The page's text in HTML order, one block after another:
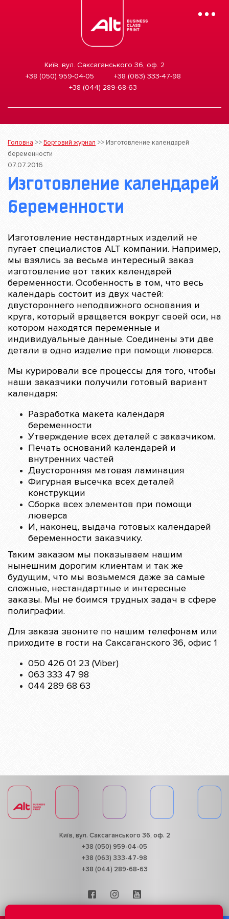
Київ, вул. Саксаганського 36, оф. 2
+38 (050) 959-04-05
+38 (063) 333-47-98
+38 (044) 289-68-63
Mobile
Головна >>Бортовий журнал >> Изготовление календарей
беременности
07.07.2016
Изготовление календарей
беременности
Изготовление нестандартных изделий не
пугает специалистов ALT компании. Например,
мы взялись за весьма интересный заказ
изготовление вот таких календарей
беременности. Особенность в том, что весь
календарь состоит из двух частей:
двустороннего неподвижного основания и
круга, который вращается вокруг своей оси, на
котором находятся переменные и
индивидуальные данные. Соединены эти две
детали в одно изделие при помощи люверса.
Мы курировали все процессы для того, чтобы
наши заказчики получили готовый вариант
календаря:
Разработка макета календаря
беременности
Утверждение всех деталей с заказчиком.
Печать оснований календарей и
внутренних частей
Двусторонняя матовая ламинация
Фигурная высечка всех деталей
конструкции
Сборка всех элементов при помощи
люверса
И, наконец, выдача готовых календарей
беременности заказчику.
Таким заказом мы показываем нашим
нынешним дорогим клиентам и так же
будущим, что мы возьмемся даже за самые
сложные, нестандартные и интересные
заказы. Мы не боимся трудных задач в сфере
полиграфии.
Для заказа звоните по нашим телефонам или
приходите в гости на Саксаганского 36, офис 1
050 426 01 23 (Viber)
063 333 47 98
044 289 68 63
Київ, вул. Саксаганського 36, оф. 2
+38 (050) 959-04-05
+38 (063) 333-47-98
+38 (044) 289-68-63